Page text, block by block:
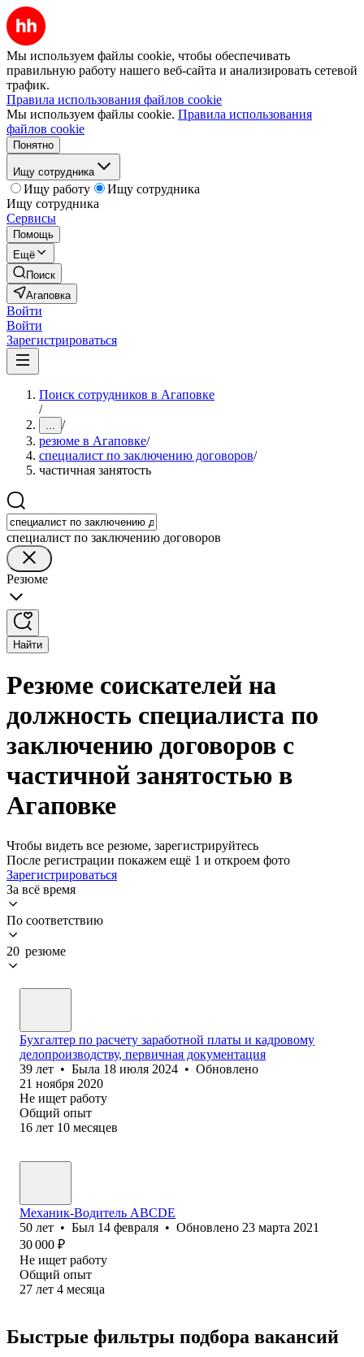
Мы используем файлы cookie, чтобы обеспечивать
правильную работу нашего веб-сайта и анализировать сетевой
трафик.
Правила использования файлов cookie
Мы используем файлы cookie. Правила использования
файлов cookie
Понятно
Ищу сотрудника
Ищу работу
Ищу сотрудника
Ищу сотрудника
Сервисы
Помощь
Ещё
Поиск
Агаповка
Войти
Войти
Зарегистрироваться
Поиск сотрудников в Агаповке
/
... /
резюме в Агаповке/
специалист по заключению договоров/
частичная занятость
специалист по заключению договоров
Резюме
Найти
Резюме соискателей на
должность специалиста по
заключению договоров с
частичной занятостью в
Агаповке
Чтобы видеть все резюме, зарегистрируйтесь
После регистрации покажем ещё 1 и откроем фото
Зарегистрироваться
За всё время
По соответствию
20 резюме
Бухгалтер по расчету заработной платы и кадровому
делопроизводству, первичная документация
39 лет • Была 18 июля 2024 • Обновлено
21 ноября 2020
Не ищет работу
Общий опыт
16 лет 10 месяцев
Механик-Водитель АВСDE
50 лет • Был 14 февраля • Обновлено 23 марта 2021
30 000 ₽
Не ищет работу
Общий опыт
27 лет 4 месяца
Быстрые фильтры подбора вакансий